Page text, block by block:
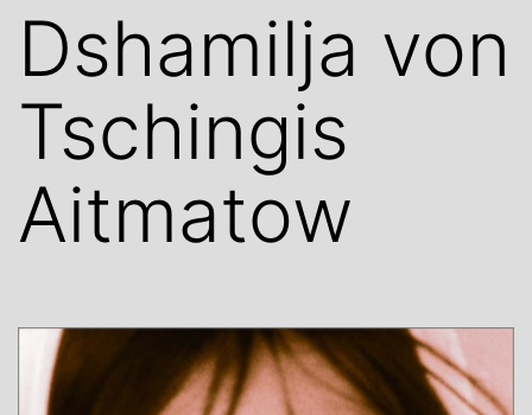
Dshamilja von
Tschingis
Aitmatow